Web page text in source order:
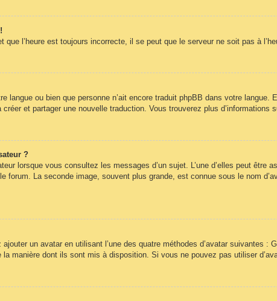
l’heure est toujours incorrecte, il se peut que le serveur ne soit pas à
langue ou bien que personne n’ait encore traduit phpBB dans votre
et partager une nouvelle traduction. Vous trouverez plus d’informations
?
lorsque vous consultez les messages d’un sujet. L’une d’elles peut être
La seconde image, souvent plus grande, est connue sous le nom
un avatar en utilisant l’une des quatre méthodes d’avatar suivantes :
manière dont ils sont mis à disposition. Si vous ne pouvez pas utiliser